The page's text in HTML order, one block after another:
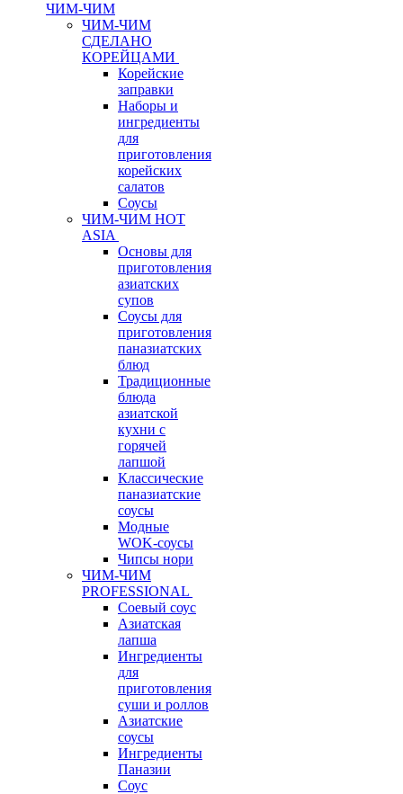
ЧИМ-ЧИМ
ЧИМ-ЧИМ
СДЕЛАНО
КОРЕЙЦАМИ
Корейские
заправки
Наборы и
ингредиенты
для
приготовления
корейских
салатов
Соусы
ЧИМ-ЧИМ HOT
ASIA
Основы для
приготовления
азиатских
супов
Соусы для
приготовления
паназиатских
блюд
Традиционные
блюда
азиатской
кухни с
горячей
лапшой
Классические
паназиатские
соусы
Модные
WOK-соусы
Чипсы нори
ЧИМ-ЧИМ
PROFESSIONAL
Соевый соус
Азиатская
лапша
Ингредиенты
для
приготовления
суши и роллов
Азиатские
соусы
Ингредиенты
Паназии
Соус